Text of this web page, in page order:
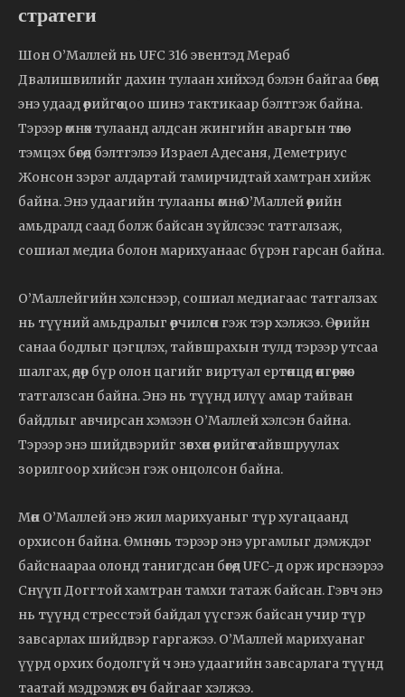
стратеги
Шон О’Маллей нь UFC 316 эвентэд Мераб
Двалишвилийг дахин тулаан хийхэд бэлэн байгаа бөгөөд
энэ удаад өөрийгөө цоо шинэ тактикаар бэлтгэж байна.
Тэрээр өмнөх тулаанд алдсан жингийн аваргын төлөө
тэмцэх бөгөөд бэлтгэлээ Израел Адесаня, Деметриус
Жонсон зэрэг алдартай тамирчидтай хамтран хийж
байна. Энэ удаагийн тулааны өмнө О’Маллей өөрийн
амьдралд саад болж байсан зүйлсээс татгалзаж,
сошиал медиа болон марихуанаас бүрэн гарсан байна.
О’Маллейгийн хэлснээр, сошиал медиагаас татгалзах
нь түүний амьдралыг өөрчилсөн гэж тэр хэлжээ. Өөрийн
санаа бодлыг цэгцлэх, тайвшрахын тулд тэрээр утсаа
шалгах, өдөр бүр олон цагийг виртуал ертөнцөд өнгөрөөхөөс
татгалзсан байна. Энэ нь түүнд илүү амар тайван
байдлыг авчирсан хэмээн О’Маллей хэлсэн байна.
Тэрээр энэ шийдвэрийг зөвхөн өөрийгөө тайвшруулах
зорилгоор хийсэн гэж онцолсон байна.
Мөн О’Маллей энэ жил марихуаныг түр хугацаанд
орхисон байна. Өмнө нь тэрээр энэ ургамлыг дэмждэг
байснаараа олонд танигдсан бөгөөд UFC-д орж ирснээрээ
Снүүп Доггтой хамтран тамхи татаж байсан. Гэвч энэ
нь түүнд стресстэй байдал үүсгэж байсан учир түр
завсарлах шийдвэр гаргажээ. О’Маллей марихуанаг
үүрд орхих бодолгүй ч энэ удаагийн завсарлага түүнд
таатай мэдрэмж өгч байгааг хэлжээ.